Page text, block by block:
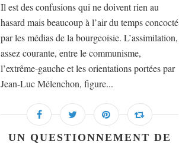
Il est des confusions qui ne doivent rien au
hasard mais beaucoup à l’air du temps concocté
par les médias de la bourgeoisie. L’assimilation,
assez courante, entre le communisme,
l’extrême-gauche et les orientations portées par
Jean-Luc Mélenchon, figure...
UN QUESTIONNEMENT DE